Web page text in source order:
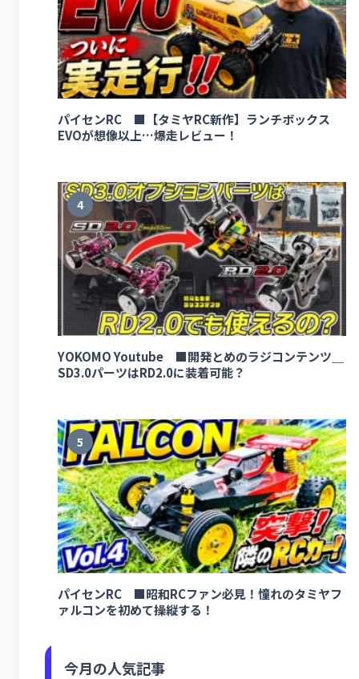
パイセンRC ■【タミヤRC新作】ランチボックス
EVOが想像以上…爆走レビュー！
4
YOKOMO Youtube ■開発とめのラジコンテンツ＿
SD3.0パーツはRD2.0に装着可能？
5
パイセンRC ■昭和RCファン必見！憧れのタミヤフ
ァルコンを初めて操縦する！
今月の人気記事